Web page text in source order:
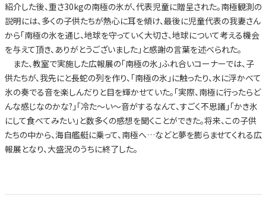
紹介した後、重さ30kgの南極の氷が、代表児童に贈呈された。南極観測の
説明には、多くの子供たちが熱心に耳を傾け、最後に児童代表の我妻さん
から「南極の氷を通じ、地球を守っていく大切さ、地球について考える機会
を与えて頂き、ありがとうございました」と感謝の言葉を述べられた。
また、教室で実施した広報展の「南極の氷」ふれ合いコーナーでは、子
供たちが、我先にと長蛇の列を作り、「南極の氷」に触ったり、水に浮かべて
氷の奏でる音を楽しんだりと目を輝かせていた。「実際、南極に行ったらど
んな感じなのかな?」「冷た～い～音がするなんて、すごく不思議」「かき氷
にして食べてみたい」と数多くの感想を聞くことができた。将来、この子供
たちの中から、海自艦艇に乗って、南極へ…などと夢を膨らませてくれる広
報展となり、大盛況のうちに終了した。